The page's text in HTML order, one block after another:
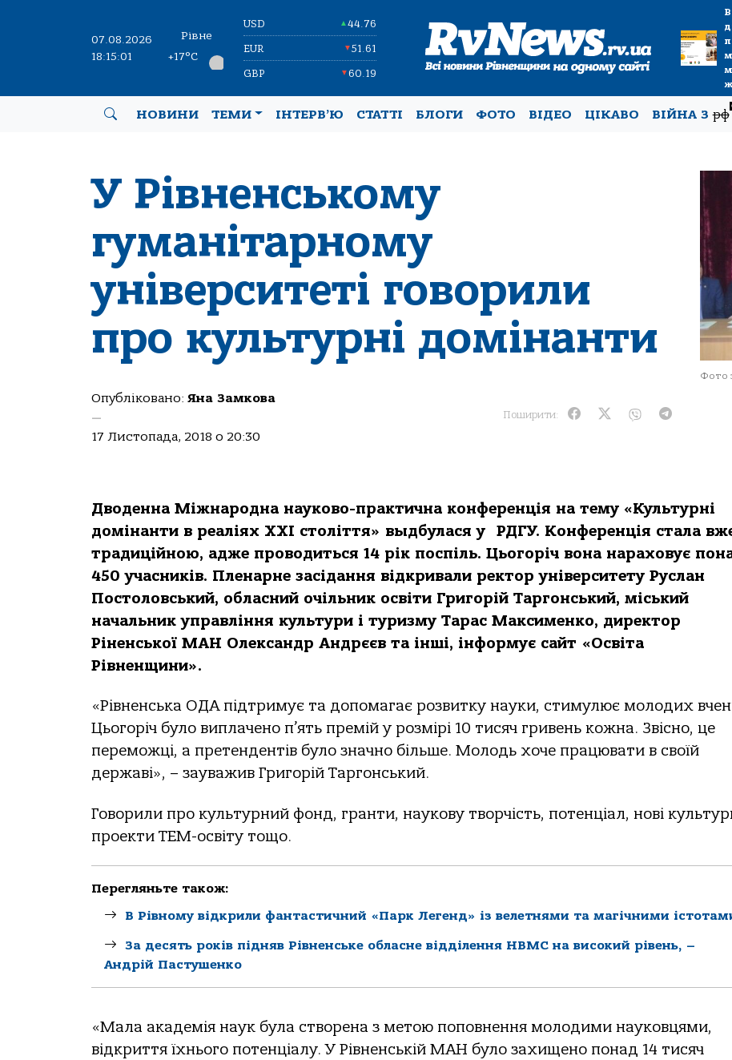
07.08.2026
18:15:01
Рівне
+17°C
USD ▲44.76
EUR ▼51.61
GBP ▼60.19
НОВИНИ ТЕМИ ІНТЕРВ’Ю СТАТТІ БЛОГИ ФОТО ВІДЕО ЦІКАВО ВІЙНА Зрф
У Рівненському
гуманітарному
університеті говорили
про культурні домінанти
Опубліковано: Яна Замкова
—
17 Листопада, 2018 о 20:30
Поширити:
Фото
Дводенна Міжнародна науково-практична конференція на тему «Культурні
домінанти в реаліях XXI століття» выдбулася у РДГУ. Конференція стала
традиційною, адже проводиться 14 рік поспіль. Цьогоріч вона нараховує
450 учасників. Пленарне засідання відкривали ректор університету Руслан
Постоловський, обласний очільник освіти Григорій Таргонський, міський
начальник управління культури і туризму Тарас Максименко, директор
Ріненської МАН Олександр Андрєєв та інші, інформує сайт «Освіта
Рівненщини».
«Рівненська ОДА підтримує та допомагає розвитку науки, стимулює молодих
Цьогоріч було виплачено п’ять премій у розмірі 10 тисяч гривень кожна. Звісно, це
переможці, а претендентів було значно більше. Молодь хоче працювати в своїй
державі», – зауважив Григорій Таргонський.
Говорили про культурний фонд, гранти, наукову творчість, потенціал, нові
проекти ТЕМ-освіту тощо.
Перегляньте також:
В Рівному відкрили фантастичний «Парк Легенд» із велетнями та магічними
За десять років підняв Рівненське обласне відділення НВМС на високий рівень, –
Андрій Пастушенко
«Мала академія наук була створена з метою поповнення молодими науковцями,
відкриття їхнього потенціалу. У Рівненській МАН було захищено понад 14 тисяч